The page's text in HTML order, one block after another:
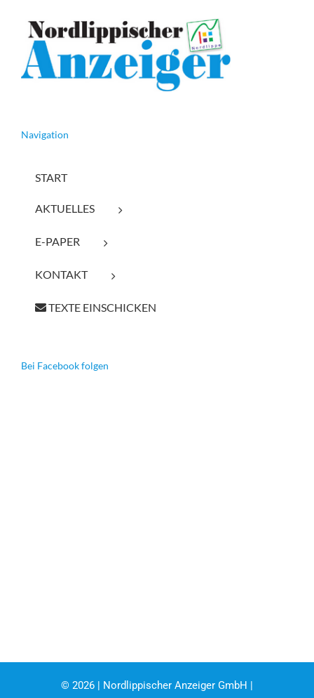
Navigation
START
AKTUELLES
E-PAPER
KONTAKT
TEXTE EINSCHICKEN
Bei Facebook folgen
© 2026 | Nordlippischer Anzeiger GmbH |